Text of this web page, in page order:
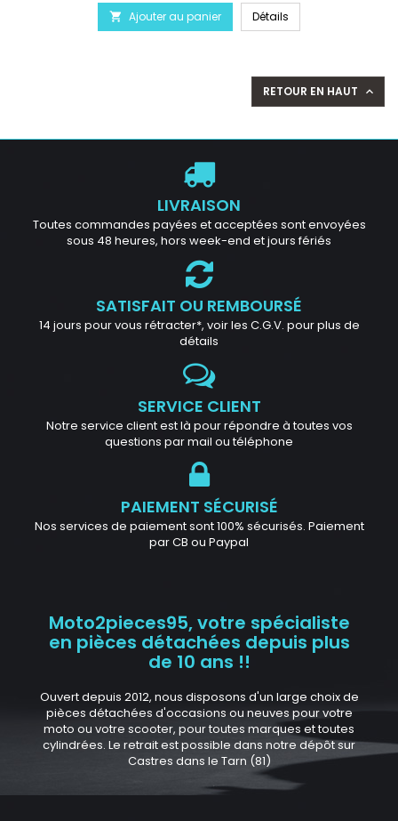
 Ajouter au panier Détails
RETOUR EN HAUT 
LIVRAISON
Toutes commandes payées et acceptées sont envoyées
sous 48 heures, hors week-end et jours fériés
SATISFAIT OU REMBOURSÉ
14 jours pour vous rétracter*, voir les C.G.V. pour plus de
détails
SERVICE CLIENT
Notre service client est là pour répondre à toutes vos
questions par mail ou téléphone
PAIEMENT SÉCURISÉ
Nos services de paiement sont 100% sécurisés. Paiement
par CB ou Paypal
Moto2pieces95, votre spécialiste
en pièces détachées depuis plus
de 10 ans !!
Ouvert depuis 2012, nous disposons d'un large choix de
pièces détachées d'occasions ou neuves pour votre
moto ou votre scooter, pour toutes marques et toutes
cylindrées. Le retrait est possible dans notre dépôt sur
Castres dans le Tarn (81)